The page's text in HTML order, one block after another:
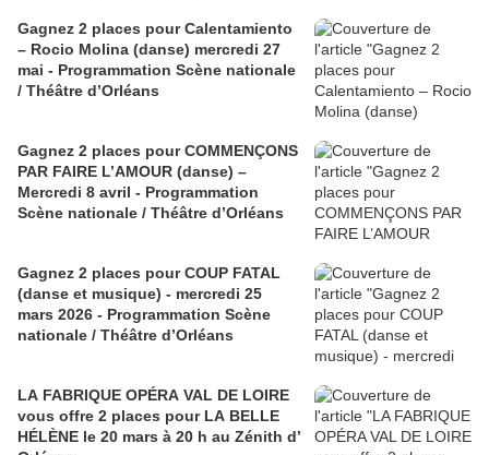
Gagnez 2 places pour Calentamiento
– Rocio Molina (danse) mercredi 27
mai - Programmation Scène nationale
/ Théâtre d’Orléans
Gagnez 2 places pour COMMENÇONS
PAR FAIRE L’AMOUR (danse) –
Mercredi 8 avril - Programmation
Scène nationale / Théâtre d’Orléans
Gagnez 2 places pour COUP FATAL
(danse et musique) - mercredi 25
mars 2026 - Programmation Scène
nationale / Théâtre d’Orléans
LA FABRIQUE OPÉRA VAL DE LOIRE
vous offre 2 places pour LA BELLE
HÉLÈNE le 20 mars à 20 h au Zénith d’